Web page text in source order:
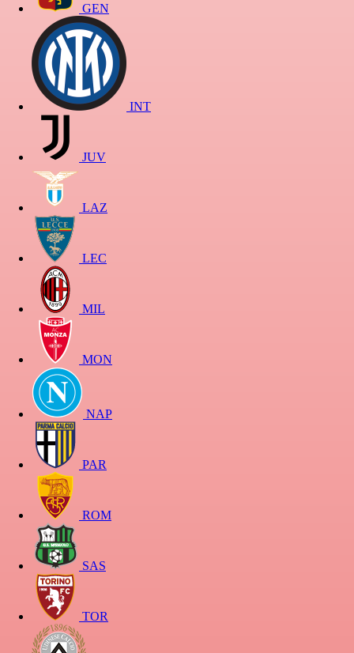
GEN
INT
JUV
LAZ
LEC
MIL
MON
NAP
PAR
ROM
SAS
TOR